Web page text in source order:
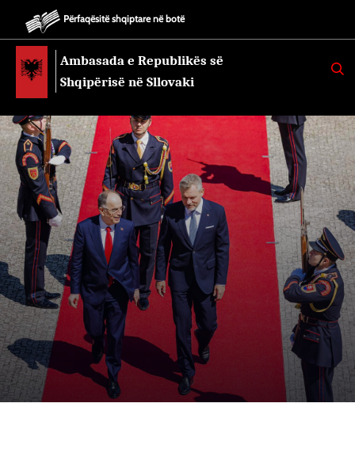
Përfaqësitë shqiptare në botë
Ambasada e Republikës së
Shqipërisë në Sllovaki
K
E